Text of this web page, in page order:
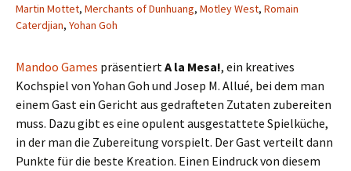
Martin Mottet, Merchants of Dunhuang, Motley West, Romain
Caterdjian, Yohan Goh
Mandoo Games präsentiertA la Mesa!, ein kreatives
Kochspiel von Yohan Goh und Josep M. Allué, bei dem man
einem Gast ein Gericht aus gedrafteten Zutaten zubereiten
muss. Dazu gibt es eine opulent ausgestattete Spielküche,
in der man die Zubereitung vorspielt. Der Gast verteilt dann
Punkte für die beste Kreation. Einen Eindruck von diesem